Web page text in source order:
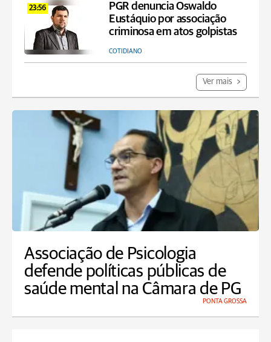
23:56
PGR denuncia Oswaldo
Eustáquio por associação
criminosa em atos golpistas
COTIDIANO
Ver mais
Associação de Psicologia
defende políticas públicas de
saúde mental na Câmara de PG
PONTA GROSSA